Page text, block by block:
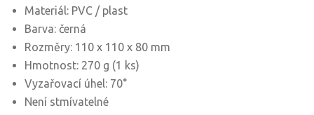
Materiál: PVC / plast
Barva: černá
Rozměry: 110 x 110 x 80 mm
Hmotnost: 270 g (1 ks)
Vyzařovací úhel: 70°
Není stmívatelné